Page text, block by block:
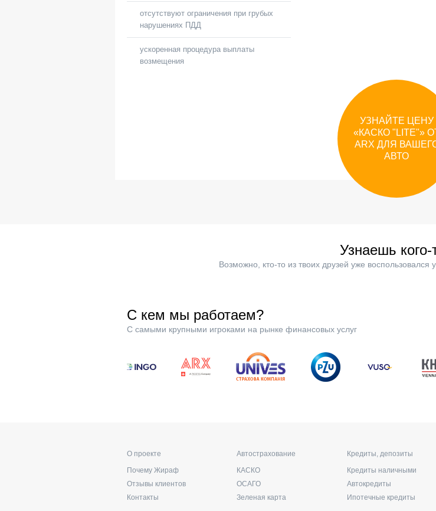
отсутствуют ограничения при грубых
нарушениях ПДД
ускоренная процедура выплаты
возмещения
УЗНАЙТЕ ЦЕНУ
«КАСКО "LITE"»
ARX ДЛЯ
АВТО
Узнаешь кого-
Возможно, кто-то из твоих друзей уже
С кем мы работаем?
С самыми крупными игроками на рынке финансовых услуг
О проекте
Почему Жираф
Отзывы клиентов
Контакты
Автострахование
КАСКО
ОСАГО
Зеленая карта
Кредиты, депозиты
Кредиты наличными
Автокредиты
Ипотечные кредиты